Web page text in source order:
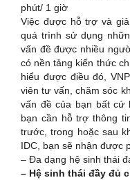
phút/ 1 giờ
Việc được hỗ trợ và
quá trình sử dụng
vấn đề được nhiều
có nền tảng kiến thức
hiểu được điều đó,
viên tư vấn, chăm sóc
vấn đề của bạn bất cứ
bạn cần hỗ trợ thông
trước, trong hoặc sau
IDC, bạn sẽ nhận được
– Đa dạng hệ sinh thái
– Hệ sinh thái đầy đủ